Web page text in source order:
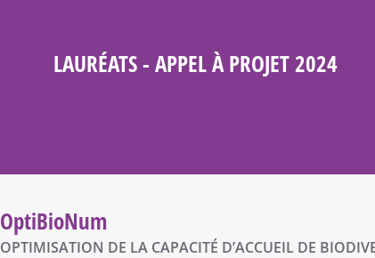
LAURÉATS - APPEL À PROJET 2024
OptiBioNum
OPTIMISATION DE LA CAPACITÉ D’ACCUEIL DE